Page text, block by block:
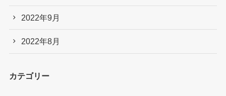
2022年9月
2022年8月
カテゴリー